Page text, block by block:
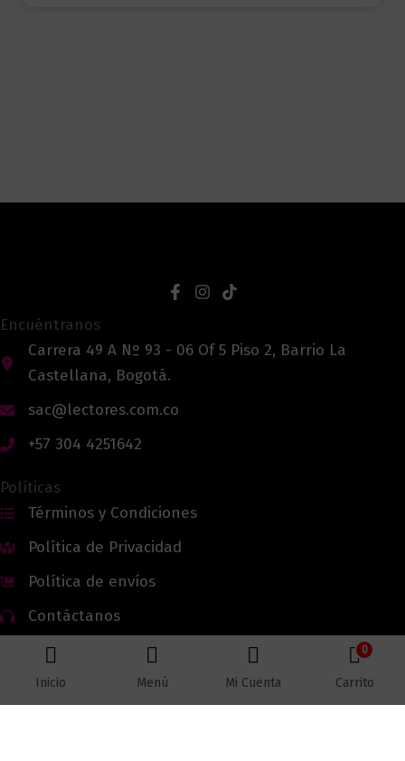
Encuéntranos
Carrera 49 A Nº 93 - 06 Of 5 Piso 2, Barrio La
Castellana, Bogotá.
sac@lectores.com.co
+57 304 4251642
Políticas
Términos y Condiciones
Política de Privacidad
Política de envíos
Contáctanos
Todos los derechos reservados © 2026 Lectores.co |
Inicio Menú Mi Cuenta
0
Carrito